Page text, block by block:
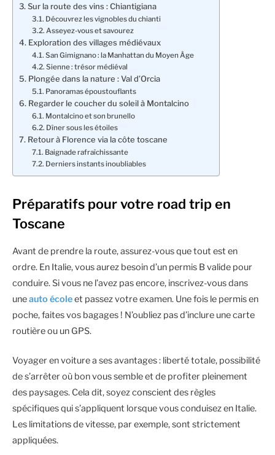
Sur la route des vins : Chiantigiana
Découvrez les vignobles du chianti
Asseyez-vous et savourez
Exploration des villages médiévaux
San Gimignano : la Manhattan du Moyen Âge
Sienne : trésor médiéval
Plongée dans la nature : Val d’Orcia
Panoramas époustouflants
Regarder le coucher du soleil à Montalcino
Montalcino et son brunello
Dîner sous les étoiles
Retour à Florence via la côte toscane
Baignade rafraîchissante
Derniers instants inoubliables
Préparatifs pour votre road trip en
Toscane
Avant de prendre la route, assurez-vous que tout est en
ordre. En Italie, vous aurez besoin d’un permis B valide pour
conduire. Si vous ne l’avez pas encore, inscrivez-vous dans
uneauto écoleet passez votre examen. Une fois le permis en
poche, faites vos bagages ! N’oubliez pas d’inclure une carte
routière ou un GPS.
Voyager en voiture a ses avantages : liberté totale, possibilité
de s’arrêter où bon vous semble et de profiter pleinement
des paysages. Cela dit, soyez conscient des règles
spécifiques qui s’appliquent lorsque vous conduisez en Italie.
Les limitations de vitesse, par exemple, sont strictement
appliquées.